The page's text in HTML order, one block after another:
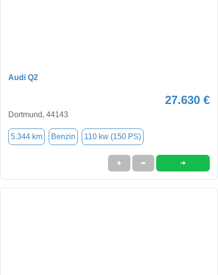
Audi Q2
27.630 €
Dortmund, 44143
5.344 km Benzin 110 kw (150 PS)
★ ➦ ➜